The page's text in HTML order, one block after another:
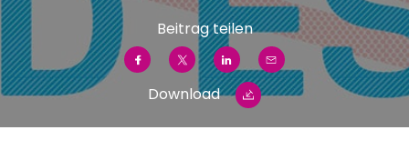
Beitrag teilen
Download